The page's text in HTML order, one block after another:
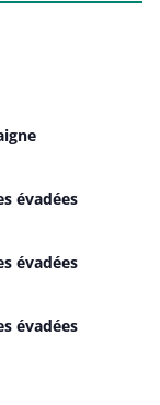
évadées
évadées
évadées